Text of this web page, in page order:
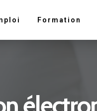
Formation